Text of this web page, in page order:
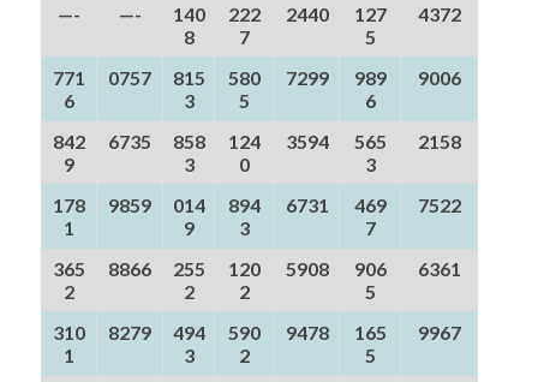
—- —-
140
8
222
7
2440
127
5
4372
771
6
0757
815
3
580
5
7299
989
6
9006
842
9
6735
858
3
124
0
3594
565
3
2158
178
1
9859
014
9
894
3
6731
469
7
7522
365
2
8866
255
2
120
2
5908
906
5
6361
310
1
8279
494
3
590
2
9478
165
5
9967